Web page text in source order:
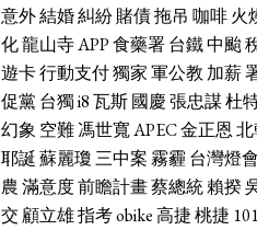
意外結婚糾紛賭債拖吊 咖啡火
化龍山寺APP食藥署台鐵中颱
遊卡行動支付獨家軍公教 加薪
促黨台獨i8瓦斯國慶張忠謀杜
幻象 空難馮世寬APEC金正恩
耶誕蘇麗瓊三中案霧霾 台灣燈會
農滿意度前瞻計畫蔡總統賴揆
交 顧立雄指考obike高捷桃捷 101